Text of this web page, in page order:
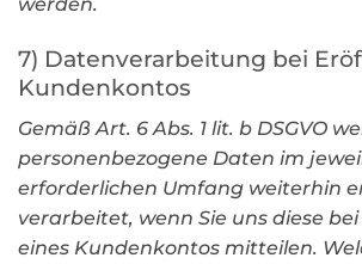
werden.
7) Datenverarbeitung bei
Kundenkontos
Gemäß Art. 6 Abs. 1 lit. b DSGVO
personenbezogene Daten im
erforderlichen Umfang weiterhin
verarbeitet, wenn Sie uns diese
eines Kundenkontos mitteilen.